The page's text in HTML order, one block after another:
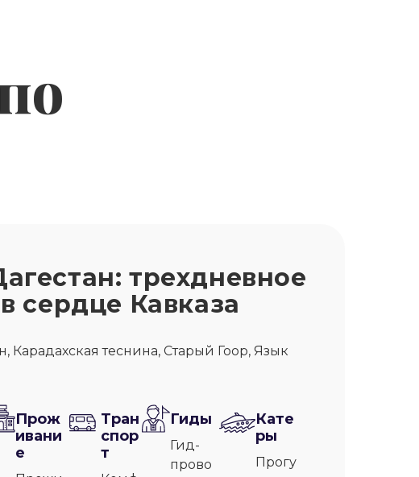
трехдневное
сердце Кавказа
Карадахская теснина, Старый Гоор, Язык
Прож
ивани
е
Тран
спор
т
Гиды
Гид-
прово
Кате
ры
Прогу